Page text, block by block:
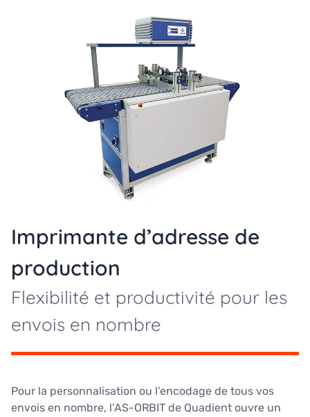
Imprimante d’adresse de
production
Flexibilité et productivité pour les
envois en nombre
Pour la personnalisation ou l’encodage de tous vos
envois en nombre, l’AS-ORBIT de Quadient ouvre un